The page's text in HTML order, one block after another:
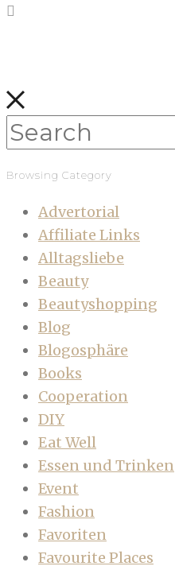
Browsing Category
Advertorial
Affiliate Links
Alltagsliebe
Beauty
Beautyshopping
Blog
Blogosphäre
Books
Cooperation
DIY
Eat Well
Essen und Trinken
Event
Fashion
Favoriten
Favourite Places